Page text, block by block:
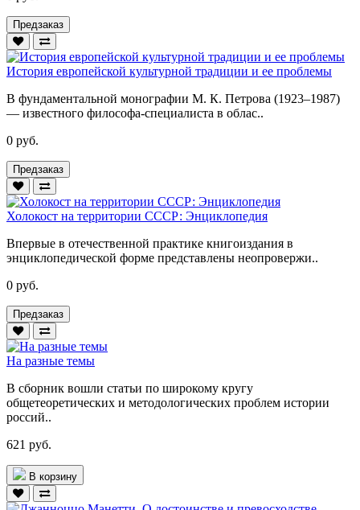
Предзаказ
История европейской культурной традиции и ее проблемы
В фундаментальной монографии М. К. Петрова (1923–1987)
— известного философа-специалиста в облас..
0 руб.
Предзаказ
Холокост на территории СССР: Энциклопедия
Впервые в отечественной практике книгоиздания в
энциклопедической форме представлены неопровержи..
0 руб.
Предзаказ
На разные темы
В сборник вошли статьи по широкому кругу
общетеоретических и методологических проблем истории
россий..
621 руб.
В корзину